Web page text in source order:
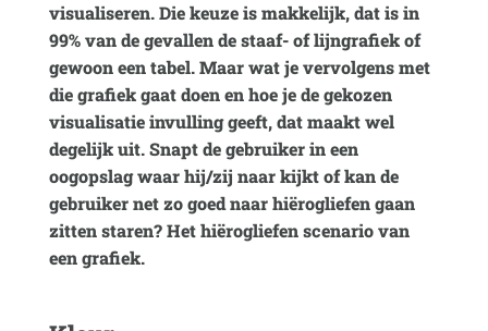
visualiseren. Die keuze is makkelijk, dat is in
99% van de gevallen de staaf- of lijngrafiek of
gewoon een tabel. Maar wat je vervolgens met
die grafiek gaat doen en hoe je de gekozen
visualisatie invulling geeft, dat maakt wel
degelijk uit. Snapt de gebruiker in een
oogopslag waar hij/zij naar kijkt of kan de
gebruiker net zo goed naar hiërogliefen gaan
zitten staren? Het hiërogliefen scenario van
een grafiek.